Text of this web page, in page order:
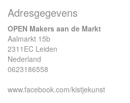
Adresgegevens
OPEN Makers aan de Markt
Aalmarkt 15b
2311EC Leiden
Nederland
0623186558
www.facebook.com/kistjekunst